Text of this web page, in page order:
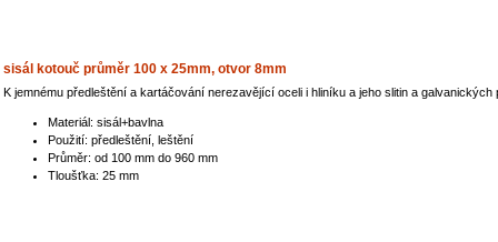
sisál kotouč průměr 100 x 25mm, otvor 8mm
K jemnému předleštění a kartáčování nerezavějící oceli i hliníku a jeho slitin a galvanických
Materiál: sisál+bavlna
Použití: předleštění, leštění
Průměr: od 100 mm do 960 mm
Tloušťka: 25 mm